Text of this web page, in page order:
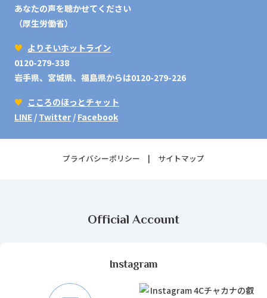
あなたの声を聴かせてください
（厚生労働省）
♥ よりそいホットライン
0120-279-338
岩手県、宮城県、福島県からは0120-279-226
♥ こころのほっとチャット
LINE / Twitter / Facebook
プライバシーポリシー サイトマップ
Official Account
Instagram